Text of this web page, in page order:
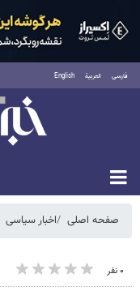
فارسی العربية English
جمعه ۱۶ مرداد ۱۴۰۵
صفحه اصلی اخبار سیاسی
۰ نفر